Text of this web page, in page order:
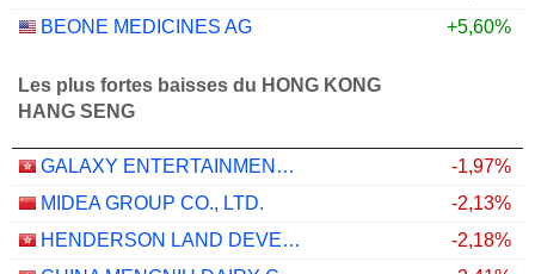
BEONE MEDICINES AG
+5,60%
Les plus fortes baisses du HONG KONG
HANG SENG
GALAXY ENTERTAINMENT GROUP LIMITED
-1,97%
MIDEA GROUP CO., LTD.
-2,13%
HENDERSON LAND DEVELOPMENT COMPANY LIMITED
-2,18%